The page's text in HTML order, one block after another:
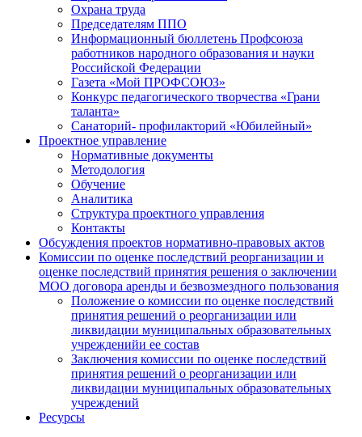
Охрана труда
Председателям ППО
Информационный бюллетень Профсоюза
работников народного образования и науки
Российской Федерации
Газета «Мой ПРОФСОЮЗ»
Конкурс педагогического творчества «Грани
таланта»
Санаторий- профилакторий «Юбилейный»
Проектное управление
Нормативные документы
Методология
Обучение
Аналитика
Структура проектного управления
Контакты
Обсуждения проектов нормативно-правовых актов
Комиссии по оценке последствий реорганизации и
оценке последствий принятия решения о заключении
МОО договора аренды и безвозмездного пользования
Положение о комиссии по оценке последствий
принятия решений о реорганизации или
ликвидации муниципальных образовательных
учрежденийи ее состав
Заключения комиссии по оценке последствий
принятия решений о реорганизации или
ликвидации муниципальных образовательных
учреждений
Ресурсы